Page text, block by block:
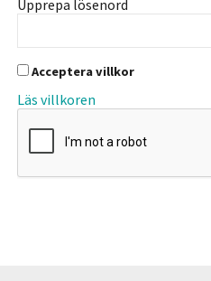
Upprepa lösenord
Acceptera villkor
Läs villkoren